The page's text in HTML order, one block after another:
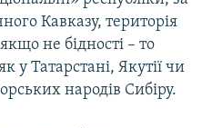
Кавказу, територія
якщо не бідності – то
у Татарстані, Якутії чи
народів Сибіру.